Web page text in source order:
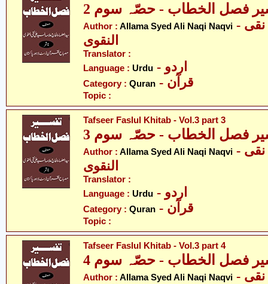
فصل الخطاب - حصّہ سوم 2
Author : Allama Syed Ali Naqi Naqvi - علامہ سید علی نقی
النقوی
Translator :
Language : Urdu - اردو
Category : Quran - قرآن
Topic :
Tafseer Faslul Khitab - Vol.3 part 3
فصل الخطاب - حصّہ سوم 3
Author : Allama Syed Ali Naqi Naqvi - علامہ سید علی نقی
النقوی
Translator :
Language : Urdu - اردو
Category : Quran - قرآن
Topic :
Tafseer Faslul Khitab - Vol.3 part 4
فصل الخطاب - حصّہ سوم 4
Author : Allama Syed Ali Naqi Naqvi - علامہ سید علی نقی